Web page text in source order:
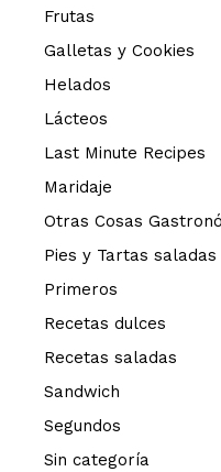
Frutas
Galletas y Cookies
Helados
Lácteos
Last Minute Recipes
Maridaje
Otras Cosas
Pies y Tartas saladas
Primeros
Recetas dulces
Recetas saladas
Sandwich
Segundos
Sin categoría